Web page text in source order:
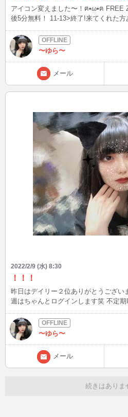
アイコン変えました〜！ฅ•ω•ฅ FREE
後5分無料！ 11-13>終了!来てくれた
〜ゆら〜
メール
2022/2/9 (水) 8:30
！！！
昨日はデイリー２位ありがとうござい
週はちゃんとログインします笑 不定
〜ゆら〜
メール
続きはありま